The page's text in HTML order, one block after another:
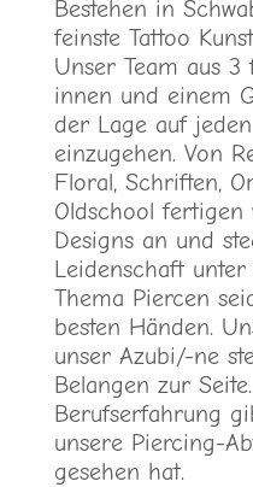
Bestehen in
feinste Tattoo
Unser Team aus 3
innen und einem
der Lage auf
einzugehen. Von
Floral, Schriften,
Oldschool
Designs an und
Leidenschaft
Thema Piercen
besten Händen.
unser Azubi/-ne
Belangen zur
Berufserfahrung
unsere Piercing-
gesehen hat.